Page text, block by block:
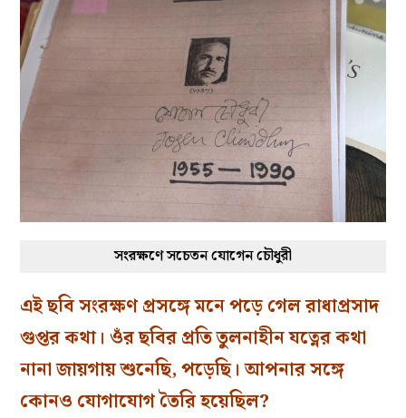
সংরক্ষণে সচেতন যোগেন চৌধুরী
এই ছবি সংরক্ষণ প্রসঙ্গে মনে পড়ে গেল রাধাপ্রসাদ
গুপ্তর কথা। ওঁর ছবির প্রতি তুলনাহীন যত্নের কথা
নানা জায়গায় শুনেছি, পড়েছি। আপনার সঙ্গে
কোনও যোগাযোগ তৈরি হয়েছিল?